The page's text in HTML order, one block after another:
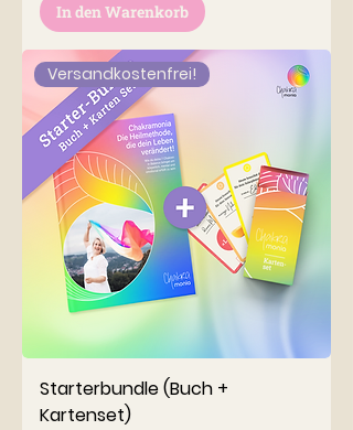
In den Warenkorb
Versandkostenfrei!
Starterbundle (Buch +
Kartenset)